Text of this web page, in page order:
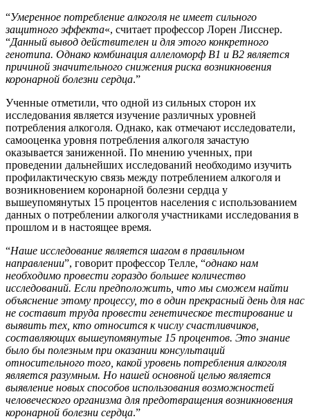
“Умеренное потребление алкоголя не имеет сильного
защитного эффекта«, считает профессор Лорен Лисснер.
“Данный вывод действителен и для этого конкретного
генотипа. Однако комбинация аллеломорф В1 и В2 является
причиной значительного снижения риска возникновения
коронарной болезни сердца.”
Ученные отметили, что одной из сильных сторон их
исследования является изучение различных уровней
потребления алкоголя. Однако, как отмечают исследователи,
самооценка уровня потребления алкоголя зачастую
оказывается заниженной. По мнению ученных, при
проведении дальнейших исследований необходимо изучить
профилактическую связь между потреблением алкоголя и
возникновением коронарной болезни сердца у
вышеупомянутых 15 процентов населения с использованием
данных о потреблении алкоголя участниками исследования в
прошлом и в настоящее время.
“Наше исследование является шагом в правильном
направлении”, говорит профессор Телле, “однако нам
необходимо провести гораздо большее количество
исследований. Если предположить, что мы сможем найти
объяснение этому процессу, то в один прекрасный день для нас
не составит труда провести генетическое тестирование и
выявить тех, кто относится к числу счастливчиков,
составляющих вышеупомянутые 15 процентов. Это знание
было бы полезным при оказании консультаций
относительного того, какой уровень потребления алкоголя
является разумным. Но нашей основной целью является
выявление новых способов использования возможностей
человеческого организма для предотвращения возникновения
коронарной болезни сердца.”